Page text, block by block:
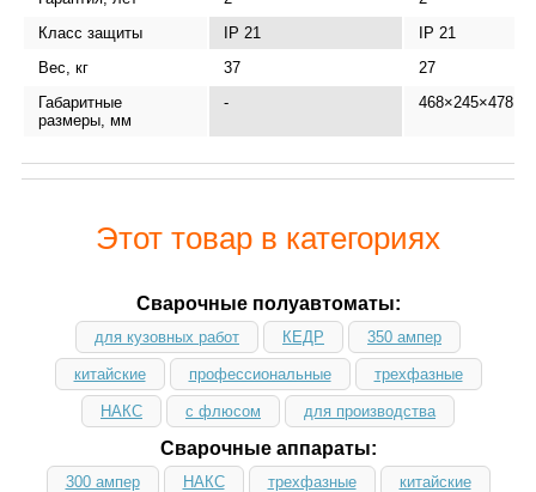
Класс защиты
IP 21
IP 21
Вес, кг
37
27
Габаритные
размеры, мм
- 468×245×478
Этот товар в категориях
Сварочные полуавтоматы:
для кузовных работ КЕДР 350 ампер
китайские профессиональные трехфазные
НАКС с флюсом для производства
Сварочные аппараты:
300 ампер НАКС трехфазные китайские